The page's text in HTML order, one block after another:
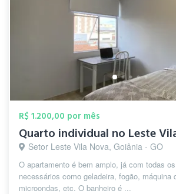
R$ 1.200,00 por mês
Quarto individual no Leste
Setor Leste Vila Nova, Goiânia - GO
O apartamento é bem amplo, já com todas
necessários como geladeira, fogão, máquina
microondas, etc. O banheiro é ...